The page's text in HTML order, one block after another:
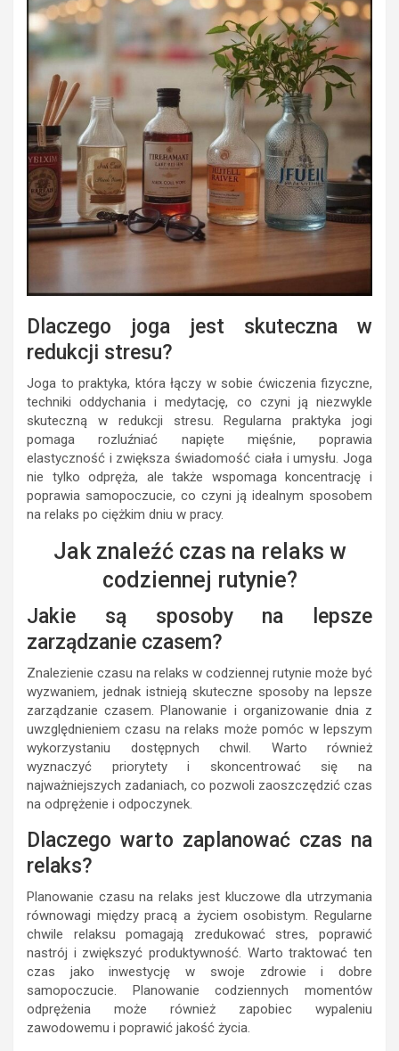
Dlaczego joga jest skuteczna w
redukcji stresu?
Joga to praktyka, która łączy w sobie ćwiczenia fizyczne,
techniki oddychania i medytację, co czyni ją niezwykle
skuteczną w redukcji stresu. Regularna praktyka jogi
pomaga rozluźniać napięte mięśnie, poprawia
elastyczność i zwiększa świadomość ciała i umysłu. Joga
nie tylko odpręża, ale także wspomaga koncentrację i
poprawia samopoczucie, co czyni ją idealnym sposobem
na relaks po ciężkim dniu w pracy.
Jak znaleźć czas na relaks w
codziennej rutynie?
Jakie są sposoby na lepsze
zarządzanie czasem?
Znalezienie czasu na relaks w codziennej rutynie może być
wyzwaniem, jednak istnieją skuteczne sposoby na lepsze
zarządzanie czasem. Planowanie i organizowanie dnia z
uwzględnieniem czasu na relaks może pomóc w lepszym
wykorzystaniu dostępnych chwil. Warto również
wyznaczyć priorytety i skoncentrować się na
najważniejszych zadaniach, co pozwoli zaoszczędzić czas
na odprężenie i odpoczynek.
Dlaczego warto zaplanować czas na
relaks?
Planowanie czasu na relaks jest kluczowe dla utrzymania
równowagi między pracą a życiem osobistym. Regularne
chwile relaksu pomagają zredukować stres, poprawić
nastrój i zwiększyć produktywność. Warto traktować ten
czas jako inwestycję w swoje zdrowie i dobre
samopoczucie. Planowanie codziennych momentów
odprężenia może również zapobiec wypaleniu
zawodowemu i poprawić jakość życia.